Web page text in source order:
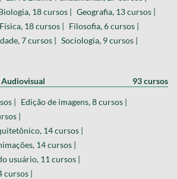
18 cursos | Geografia, 13 cursos |
Física, 18 cursos | Filosofia, 6 cursos |
7 cursos | Sociologia, 9 cursos |
Audiovisual 93 cursos
| Edição de imagens, 8 cursos |
|
14 cursos |
14 cursos |
usuário, 11 cursos |
cursos |